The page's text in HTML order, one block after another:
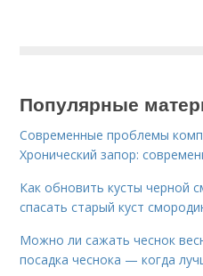
Популярные
Современные проблемы
Хронический запор:
Как обновить кусты черной
спасать старый куст
Можно ли сажать чеснок
посадка чеснока — когда